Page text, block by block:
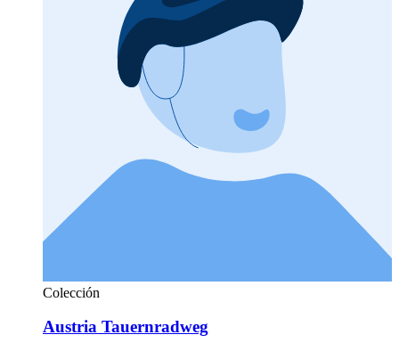
Colección
Austria Tauernradweg